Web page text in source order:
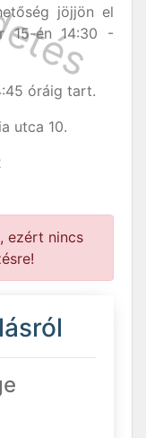
jöjjön el
15-én 14:30 -
óráig tart.
utca 10.
ezért nincs